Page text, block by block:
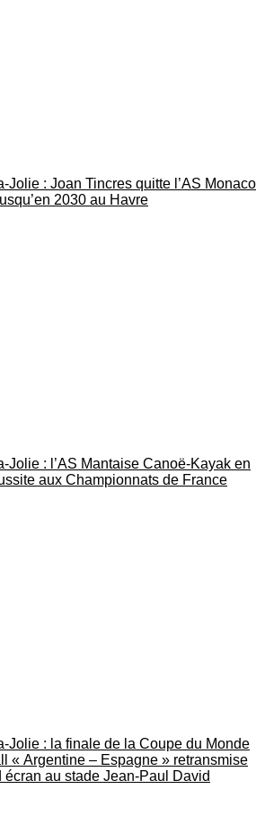
Jolie : Joan Tincres quitte l’AS Monaco
2030 au Havre
Jolie : l’AS Mantaise Canoë‑Kayak en
aux Championnats de France
Jolie : la finale de la Coupe du Monde
« Argentine – Espagne » retransmise
écran au stade Jean-Paul David